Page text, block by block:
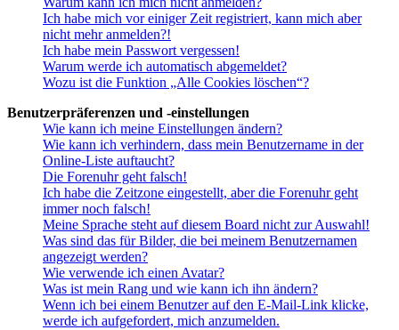
Ich habe mich vor einiger Zeit registriert, kann mich aber
nicht mehr anmelden?!
Ich habe mein Passwort vergessen!
Warum werde ich automatisch abgemeldet?
Wozu ist die Funktion „Alle Cookies löschen“?
Benutzerpräferenzen und -einstellungen
Wie kann ich meine Einstellungen ändern?
Wie kann ich verhindern, dass mein Benutzername in der
Online-Liste auftaucht?
Die Forenuhr geht falsch!
Ich habe die Zeitzone eingestellt, aber die Forenuhr geht
immer noch falsch!
Meine Sprache steht auf diesem Board nicht zur Auswahl!
Was sind das für Bilder, die bei meinem Benutzernamen
angezeigt werden?
Wie verwende ich einen Avatar?
Was ist mein Rang und wie kann ich ihn ändern?
Wenn ich bei einem Benutzer auf den E-Mail-Link klicke,
werde ich aufgefordert, mich anzumelden.